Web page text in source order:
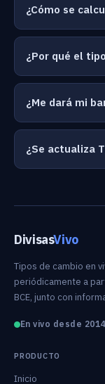
¿Cómo se
¿Por qué el
¿Me dará mi
¿Se actualiza
DivisasVivo
Tipos de cambio en
periódicamente a
BCE, junto con
En vivo desde 2014
PRODUCTO
Inicio